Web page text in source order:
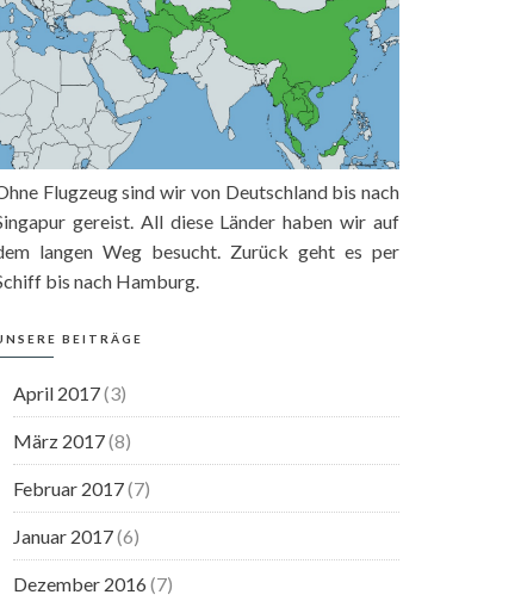
Flugzeug sind wir von Deutschland bis nach
gereist. All diese Länder haben wir auf
langen Weg besucht. Zurück geht es per
bis nach Hamburg.
BEITRÄGE
April 2017(3)
März 2017(8)
Februar 2017(7)
Januar 2017(6)
Dezember 2016 (7)